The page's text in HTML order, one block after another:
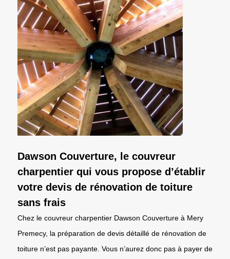
Dawson Couverture, le couvreur
charpentier qui vous propose d’établir
votre devis de rénovation de toiture
sans frais
Chez le couvreur charpentier Dawson Couverture à Mery
Premecy, la préparation de devis détaillé de rénovation de
toiture n’est pas payante. Vous n’aurez donc pas à payer de